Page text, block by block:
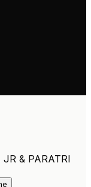
& PARATRI